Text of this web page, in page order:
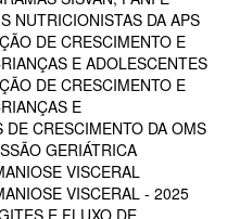
NUTRICIONISTAS DA APS
DE CRESCIMENTO E
E ADOLESCENTES
DE CRESCIMENTO E
E
DE CRESCIMENTO DA OMS
GERIÁTRICA
VISCERAL
VISCERAL - 2025
E FLUXO DE